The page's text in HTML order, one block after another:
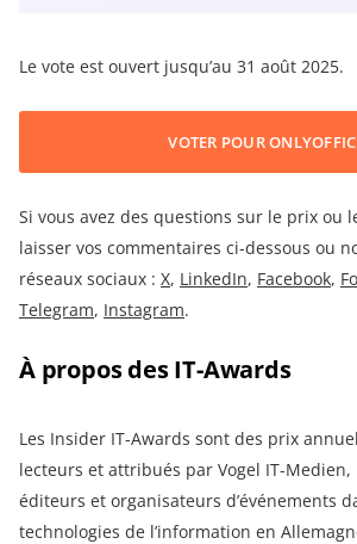
Le vote est ouvert jusqu’au 31 août 2025.
VOTER POUR
Si vous avez des questions sur le prix ou
laisser vos commentaires ci-dessous ou
réseaux sociaux : X, LinkedIn, Facebook,
Telegram, Instagram.
À propos des IT-Awards
Les Insider IT-Awards sont des prix
lecteurs et attribués par Vogel IT-Medien,
éditeurs et organisateurs d’événements
technologies de l’information en